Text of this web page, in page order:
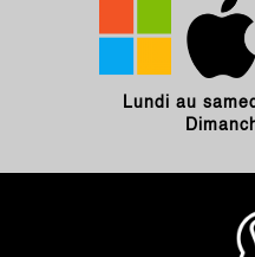
Lundi au